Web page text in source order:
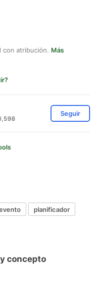
con atribución. Más
Seguir
planificador
concepto